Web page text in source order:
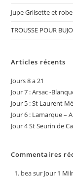
Jupe Griisette et
TROUSSE POUR
Articles récents
Jours 8 a 21
Jour 7 : Arsac -
Jour 5 : St Laurent
Jour 6 : Lamarque –
Jour 4 St Seurin de
Commentaires
beasur Jour 1